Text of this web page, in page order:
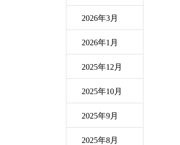
2026年3月
2026年1月
2025年12月
2025年10月
2025年9月
2025年8月